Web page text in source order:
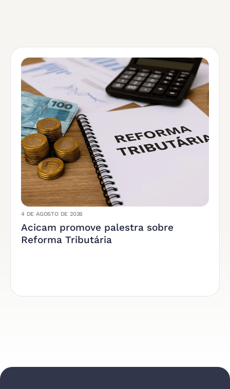
4 DE AGOSTO DE 2026
Acicam promove palestra sobre
Reforma Tributária